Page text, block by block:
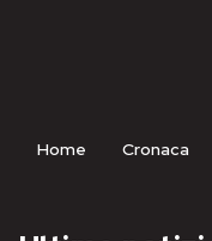
Home Cronaca